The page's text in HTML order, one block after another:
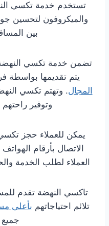
تستخدم خدمة تكسي
والميكروفون لتحسين
بين
تضمن خدمة تكسي النهضة
يتم تقديمها بواسطة
المجال. وتهتم تكسي
وتوفير
يمكن للعملاء حجز
الاتصال بأرقام
العملاء لطلب الخدمة
تاكسي النهضة تقدم
تلائم احتياجاتهم بأعلى
جميع